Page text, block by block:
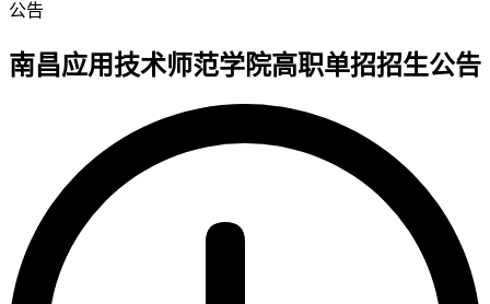
公告
南昌应用技术师范学院高职单招招生公告